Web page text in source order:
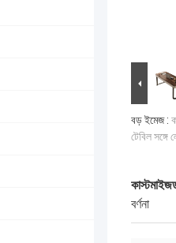
বড় ইমেজ :
টেবিল সঙ্গে
বর্ণনা